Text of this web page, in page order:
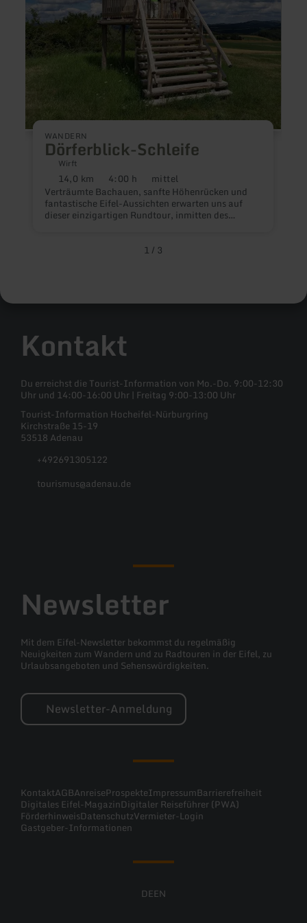
WANDERN
Dörferblick-Schleife
Wirft
Distanz:
14,0 km Dauer:
4:00 h Anforderung:
mittel
Verträumte Bachauen, sanfte Höhenrücken und
fantastische Eifel-Aussichten erwarten uns auf
dieser einzigartigen Rundtour, inmitten des
1 / 3
Kontakt
Du erreichst die Tourist-Information von Mo.-Do. 9:00-12:30
Uhr und 14:00-16:00 Uhr | Freitag 9:00-13:00 Uhr
Tourist-Information Hocheifel-Nürburgring
Kirchstraße 15-19
53518 Adenau
+492691305122
tourismus@adenau.de
Newsletter
Mit dem Eifel-Newsletter bekommst du regelmäßig
Neuigkeiten zum Wandern und zu Radtouren in der Eifel, zu
Urlaubsangeboten und Sehenswürdigkeiten.
Newsletter-Anmeldung
KontaktAGBAnreiseProspekteImpressumBarrierefreiheit
Digitales Eifel-MagazinDigitaler Reiseführer (PWA)
FörderhinweisDatenschutzVermieter-Login
Gastgeber-Informationen
DEEN